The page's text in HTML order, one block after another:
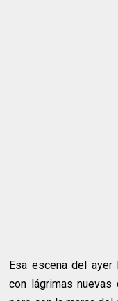
Esa escena del
con lágrimas